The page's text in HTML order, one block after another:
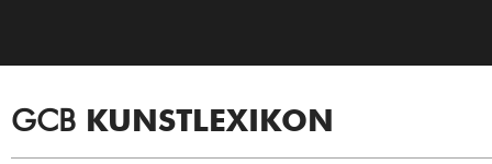
GCB KUNSTLEXIKON